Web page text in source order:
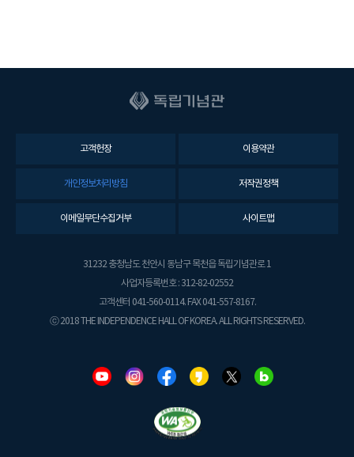
고객헌장 이용약관
개인정보처리방침 저작권정책
이메일무단수집거부 사이트맵
31232 충청남도 천안시 동남구 목천읍 독립기념관로 1
사업자등록번호 : 312-82-02552
고객센터 041-560-0114. FAX 041-557-8167.
ⓒ 2018 THE INDEPENDENCE HALL OF KOREA. ALL RIGHTS RESERVED.